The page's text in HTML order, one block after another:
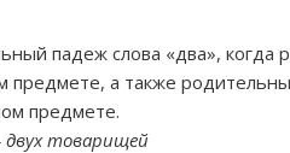
падеж слова «два», когда
а также
предмете.
товарищей